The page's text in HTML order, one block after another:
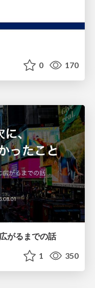
0 170
がるまでの話
1 350